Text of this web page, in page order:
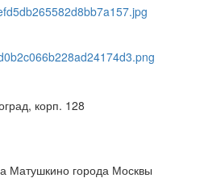
корп. 128
Матушкино города Москвы